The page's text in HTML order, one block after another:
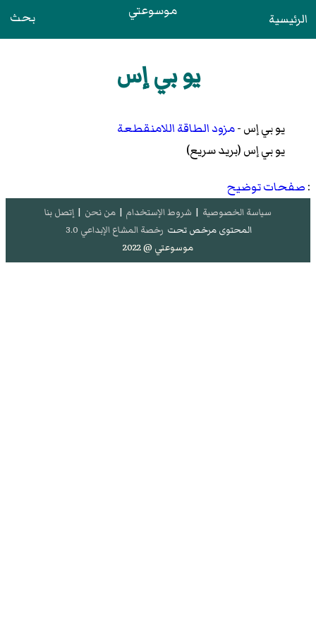
الرئيسية موسوعتي بحث
يو بي إس
يو بي إس -مزود الطاقة اللامنقطعة
يو بي إس (بريد سريع)
:صفحات توضيح
سياسة الخصوصية | شروط الإستخدام | من نحن | إتصل بنا
المحتوى مرخص تحت رخصة المشاع الإبداعي 3.0
موسوعتي @ 2022